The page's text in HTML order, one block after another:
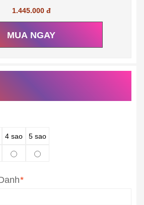
1.445.000 đ
MUA NGAY
4 sao 5 sao
*